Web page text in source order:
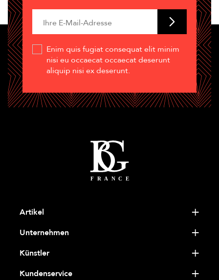
Enim quis fugiat consequat elit minim
nisi eu occaecat occaecat deserunt
aliquip nisi ex deserunt.
Artikel
Unternehmen
Künstler
Kundenservice